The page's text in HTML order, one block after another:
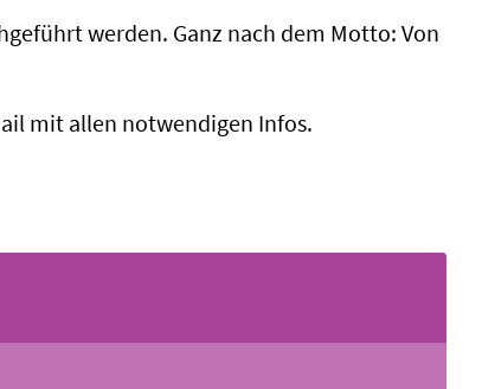
werden. Ganz nach dem Motto: Von
mit allen notwendigen Infos.